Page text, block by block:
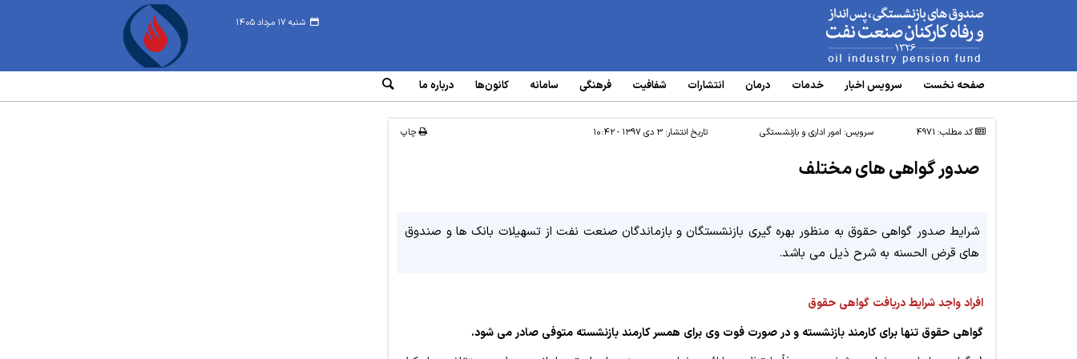
شنبه ۱۷ مرداد ۱۴۰۵ www.oipf.ir
صفحه نخست سرویس‌ اخبار خدمات درمان انتشارات شفافیت فرهنگی سامانه‌ کانون‌ها درباره ما
کد مطلب: 4971 سرویس: امور اداری و بازنشستگی تاریخ انتشار:۳ دی ۱۳۹۷ - ۱۰:۴۲ چاپ
صدور گواهی های مختلف
شرایط صدور گواهی حقوق به منظور بهره گیری بازنشستگان و بازماندگان صنعت نفت از تسهیلات بانک ها و صندوق
های قرض الحسنه به شرح ذیل می باشد.
افراد واجد شرایط دریافت گواهی حقوق
گواهی حقوق تنها برای کارمند بازنشسته و در صورت فوت وی برای همسر کارمند بازنشسته متوفی صادر می شود.